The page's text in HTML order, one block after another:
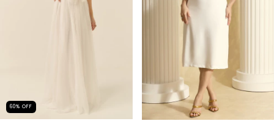
60% OFF